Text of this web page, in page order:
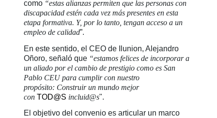
como “estas alianzas permiten que las personas con
discapacidad estén cada vez más presentes en esta
etapa formativa. Y, por lo tanto, tengan acceso a un
empleo de calidad”.
En este sentido, el CEO de Ilunion, Alejandro
Oñoro, señaló que “estamos felices de incorporar a
un aliado por el cambio de prestigio como es San
Pablo CEU para cumplir con nuestro
propósito: Construir un mundo mejor
conTOD@S incluid@s".
El objetivo del convenio es articular un marco